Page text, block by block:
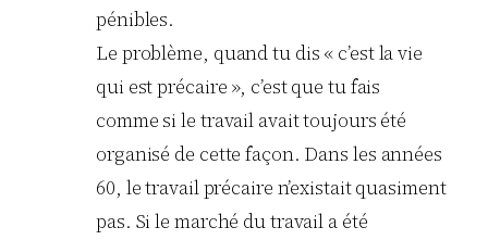
pénibles.
Le problème, quand tu dis « c’est la vie
qui est précaire », c’est que tu fais
comme si le travail avait toujours été
organisé de cette façon. Dans les années
60, le travail précaire n’existait quasiment
pas. Si le marché du travail a été